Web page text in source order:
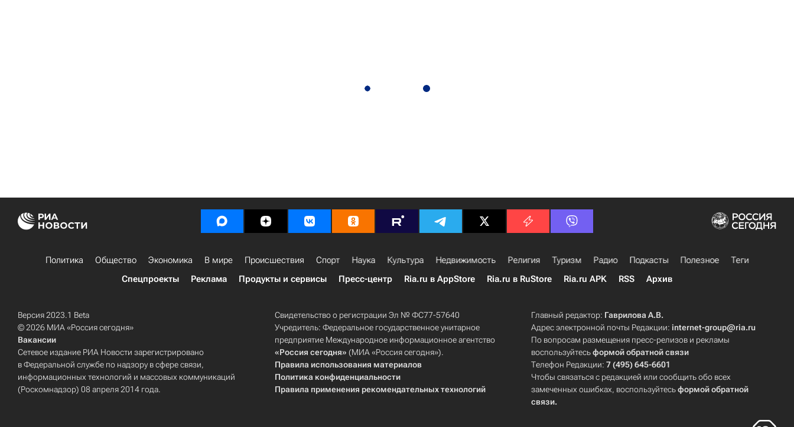
Политика Общество Экономика В мире Происшествия Спорт Наука Культура Недвижимость Религия Туризм Радио Подкасты Полезное
Теги
Спецпроекты
Реклама Продукты и сервисы Пресс-центр Ria.ru в AppStore Ria.ru в RuStore Ria.ru APK RSS Архив
Версия 2023.1 Beta
© 2026 МИА «Россия сегодня»
Вакансии
Сетевое издание РИА Новости зарегистрировано
в Федеральной службе по надзору в сфере связи,
информационных технологий и массовых коммуникаций
(Роскомнадзор) 08 апреля 2014 года.
Свидетельство о регистрации Эл № ФС77-57640
Учредитель: Федеральное государственное унитарное
предприятие Международное информационное агентство
«Россия сегодня» (МИА «Россия сегодня»).
Правила использования материалов
Политика конфиденциальности
Правила применения рекомендательных технологий
Главный редактор: Гаврилова А.В.
Адрес электронной почты Редакции:internet-group@ria.ru
По вопросам размещения пресс-релизов и рекламы
воспользуйтесьформой обратной связи
Телефон Редакции:7 (495) 645-6601
Чтобы связаться с редакцией или сообщить обо всех
замеченных ошибках, воспользуйтесьформой обратной
связи.